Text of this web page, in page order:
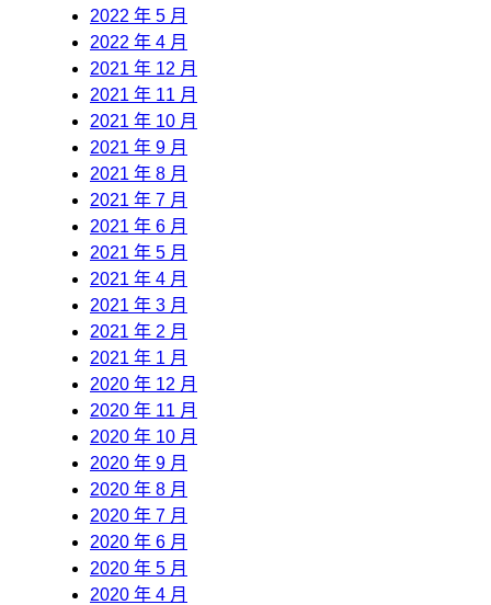
2022 年 5 月
2022 年 4 月
2021 年 12 月
2021 年 11 月
2021 年 10 月
2021 年 9 月
2021 年 8 月
2021 年 7 月
2021 年 6 月
2021 年 5 月
2021 年 4 月
2021 年 3 月
2021 年 2 月
2021 年 1 月
2020 年 12 月
2020 年 11 月
2020 年 10 月
2020 年 9 月
2020 年 8 月
2020 年 7 月
2020 年 6 月
2020 年 5 月
2020 年 4 月